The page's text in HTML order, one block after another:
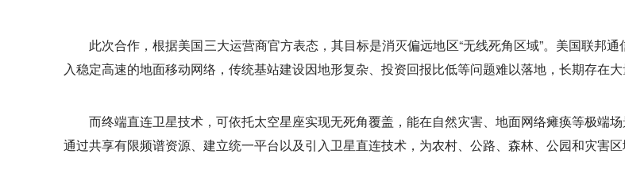
此次合作，根据美国三大运营商官方表态，其目标是消灭偏远地区“无线死角区域”。美国联邦
入稳定高速的地面移动网络，传统基站建设因地形复杂、投资回报比低等问题难以落地，长期存在大
而终端直连卫星技术，可依托太空星座实现无死角覆盖，能在自然灾害、地面网络瘫痪等极端
通过共享有限频谱资源、建立统一平台以及引入卫星直连技术，为农村、公路、森林、公园和灾害区